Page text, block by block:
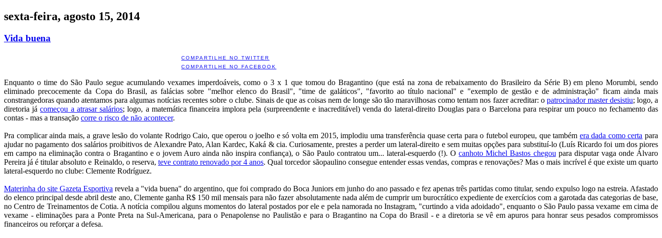
sexta-feira, agosto 15, 2014
Vida buena
COMPARTILHE NO TWITTER
COMPARTILHE NO FACEBOOK
Enquanto o time do São Paulo segue acumulando vexames imperdoáveis, como o 3 x 1 que tomou do Bragantino (que está na zona de rebaixamento do Brasileiro da Série B) em pleno Morumbi, sendo
eliminado precocemente da Copa do Brasil, as falácias sobre "melhor elenco do Brasil", "time de galáticos", "favorito ao título nacional" e "exemplo de gestão e de administração" ficam ainda mais
constrangedoras quando atentamos para algumas notícias recentes sobre o clube. Sinais de que as coisas nem de longe são tão maravilhosas como tentam nos fazer acreditar: o patrocinador master desistiu; logo, a
diretoria jácomeçou a atrasar salários; logo, a matemática financeira implora pela (surpreendente e inacreditável) venda do lateral-direito Douglas para o Barcelona para respirar um pouco no fechamento das
contas - mas a transação corre o risco de não acontecer.
Pra complicar ainda mais, a grave lesão do volante Rodrigo Caio, que operou o joelho e só volta em 2015, implodiu uma transferência quase certa para o futebol europeu, que também era dada como certa para
ajudar no pagamento dos salários proibitivos de Alexandre Pato, Alan Kardec, Kaká & cia. Curiosamente, prestes a perder um lateral-direito e sem muitas opções para substituí-lo (Luís Ricardo foi um dos piores
em campo na eliminação contra o Bragantino e o jovem Auro ainda não inspira confiança), o São Paulo contratou um... lateral-esquerdo (!). Ocanhoto Michel Bastos chegou para disputar vaga onde Álvaro
Pereira já é titular absoluto e Reinaldo, o reserva, teve contrato renovado por 4 anos. Qual torcedor sãopaulino consegue entender essas vendas, compras e renovações? Mas o mais incrível é que existe um quarto
lateral-esquerdo no clube: Clemente Rodríguez.
Materinha do site Gazeta Esportiva revela a "vida buena" do argentino, que foi comprado do Boca Juniors em junho do ano passado e fez apenas três partidas como titular, sendo expulso logo na estreia. Afastado
do elenco principal desde abril deste ano, Clemente ganha R$ 150 mil mensais para não fazer absolutamente nada além de cumprir um burocrático expediente de exercícios com a garotada das categorias de base,
no Centro de Treinamentos de Cotia. A notícia compilou alguns momentos do lateral postados por ele e pela namorada no Instagram, "curtindo a vida adoidado", enquanto o São Paulo passa vexame em cima de
vexame - eliminações para a Ponte Preta na Sul-Americana, para o Penapolense no Paulistão e para o Bragantino na Copa do Brasil - e a diretoria se vê em apuros para honrar seus pesados compromissos
financeiros ou reforçar a defesa.